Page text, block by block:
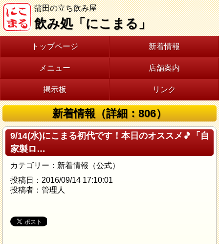
蒲田の立ち飲み屋
飲み処「にこまる」
トップページ 新着情報
メニュー 店舗案内
掲示板 リンク
新着情報（詳細：806）
9/14(水)にこまる初代です！本日のオススメ🎵「自
家製ロ…
カテゴリー：新着情報（公式）
投稿日：2016/09/14 17:10:01
投稿者：管理人